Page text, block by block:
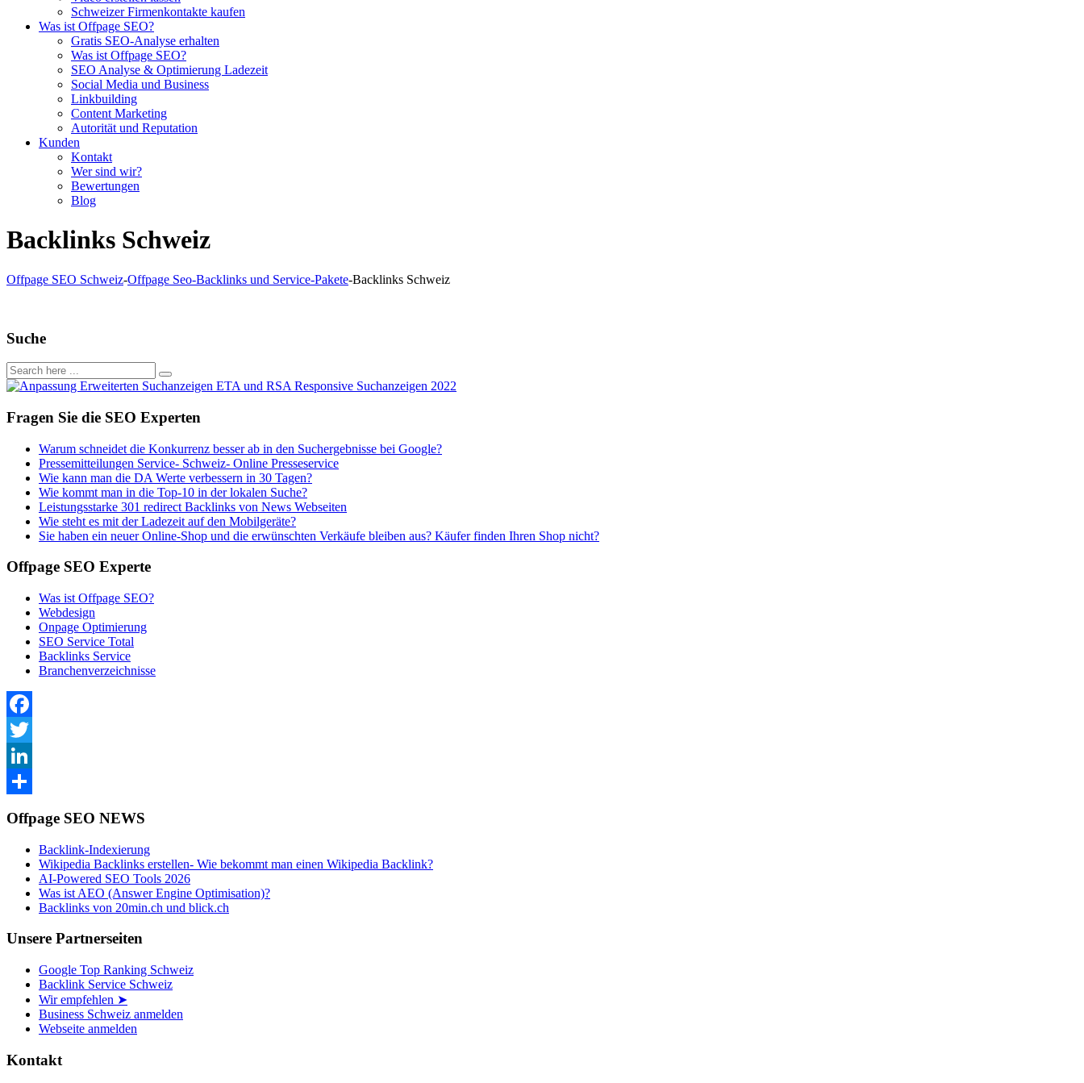
Schweizer Firmenkontakte kaufen
Was ist Offpage SEO?
Gratis SEO-Analyse erhalten
Was ist Offpage SEO?
SEO Analyse & Optimierung Ladezeit
Social Media und Business
Linkbuilding
Content Marketing
Autorität und Reputation
Kunden
Kontakt
Wer sind wir?
Bewertungen
Blog
Backlinks Schweiz
Offpage SEO Schweiz-Offpage Seo-Backlinks und Service-Pakete-Backlinks Schweiz
Suche
Fragen Sie die SEO Experten
Warum schneidet die Konkurrenz besser ab in den Suchergebnisse bei Google?
Pressemitteilungen Service- Schweiz- Online Presseservice
Wie kann man die DA Werte verbessern in 30 Tagen?
Wie kommt man in die Top-10 in der lokalen Suche?
Leistungsstarke 301 redirect Backlinks von News Webseiten
Wie steht es mit der Ladezeit auf den Mobilgeräte?
Sie haben ein neuer Online-Shop und die erwünschten Verkäufe bleiben aus? Käufer finden Ihren Shop nicht?
Offpage SEO Experte
Was ist Offpage SEO?
Webdesign
Onpage Optimierung
SEO Service Total
Backlinks Service
Branchenverzeichnisse
Facebook
Twitter
LinkedIn
Offpage SEO NEWS
Backlink-Indexierung
Wikipedia Backlinks erstellen- Wie bekommt man einen Wikipedia Backlink?
AI-Powered SEO Tools 2026
Was ist AEO (Answer Engine Optimisation)?
Backlinks von 20min.ch und blick.ch
Unsere Partnerseiten
Google Top Ranking Schweiz
Backlink Service Schweiz
Wir empfehlen ➤
Business Schweiz anmelden
Webseite anmelden
Kontakt